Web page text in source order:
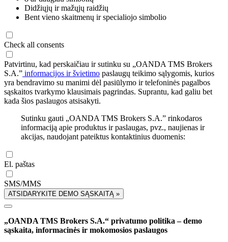
Didžiųjų ir mažųjų raidžių
Bent vieno skaitmenų ir specialiojo simbolio
Check all consents
Patvirtinu, kad perskaičiau ir sutinku su „OANDA TMS Brokers
S.A.” informacijos ir švietimo paslaugų teikimo sąlygomis, kurios
yra bendravimo su manimi dėl pasiūlymo ir telefoninės pagalbos
sąskaitos tvarkymo klausimais pagrindas. Suprantu, kad galiu bet
kada šios paslaugos atsisakyti.
Sutinku gauti „OANDA TMS Brokers S.A.” rinkodaros
informaciją apie produktus ir paslaugas, pvz., naujienas ir
akcijas, naudojant pateiktus kontaktinius duomenis:
El. paštas
SMS/MMS
ATSIDARYKITE DEMO SĄSKAITĄ »
„OANDA TMS Brokers S.A.“ privatumo politika – demo
sąskaita, informacinės ir mokomosios paslaugos